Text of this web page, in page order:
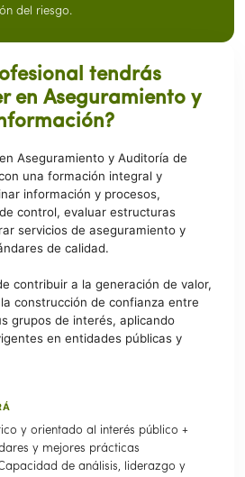
del riesgo.
tendrás
en Aseguramiento y
Aseguramiento y Auditoría de
una formación integral y
información y procesos,
control, evaluar estructuras
servicios de aseguramiento y
de calidad.
contribuir a la generación de valor,
construcción de confianza entre
grupos de interés, aplicando
en entidades públicas y
y orientado al interés público +
y mejores prácticas
de análisis, liderazgo y